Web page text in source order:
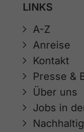
LINKS
A-Z
Anreise
Kontakt
Presse &
Über uns
Jobs in